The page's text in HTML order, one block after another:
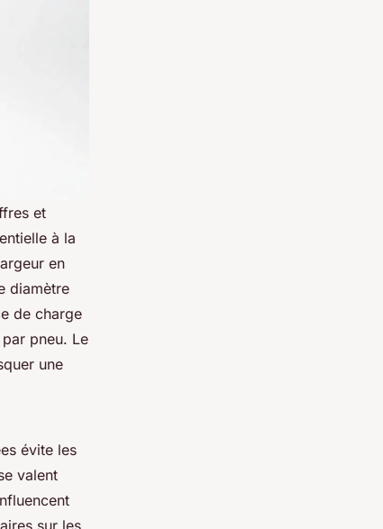
et
à la
en
diamètre
de charge
pneu. Le
une
évite les
valent